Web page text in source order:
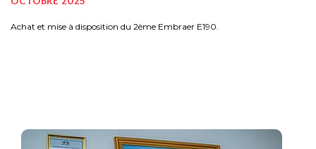
Achat et mise à disposition du 2ème Embraer E190.